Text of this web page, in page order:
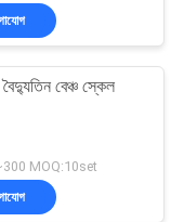
বেঞ্চ স্কেল
MOQ:10set